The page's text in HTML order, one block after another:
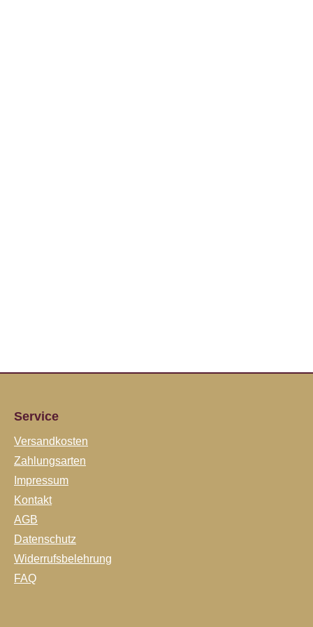
Service
Versandkosten
Zahlungsarten
Impressum
Kontakt
AGB
Datenschutz
Widerrufsbelehrung
FAQ